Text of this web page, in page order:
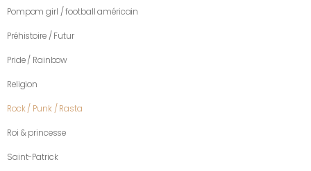
Pompom girl / football américain
Préhistoire / Futur
Pride / Rainbow
Religion
Rock / Punk / Rasta
Roi & princesse
Saint-Patrick